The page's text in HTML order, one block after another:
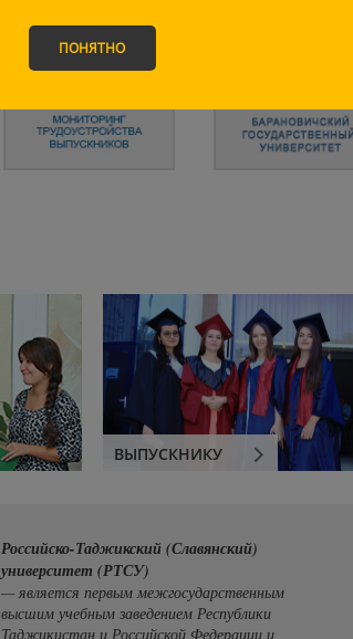
ВЫПУСКНИКУ
Российско-Таджикский (Славянский)
университет (РТСУ)
— является первым межгосударственным
высшим учебным заведением Республики
Таджикистан и Российской Федерации и
ПОНЯТНО